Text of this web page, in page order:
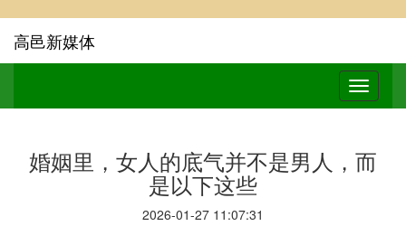
高邑新媒体
婚姻里，女人的底气并不是男人，而
是以下这些
2026-01-27 11:07:31